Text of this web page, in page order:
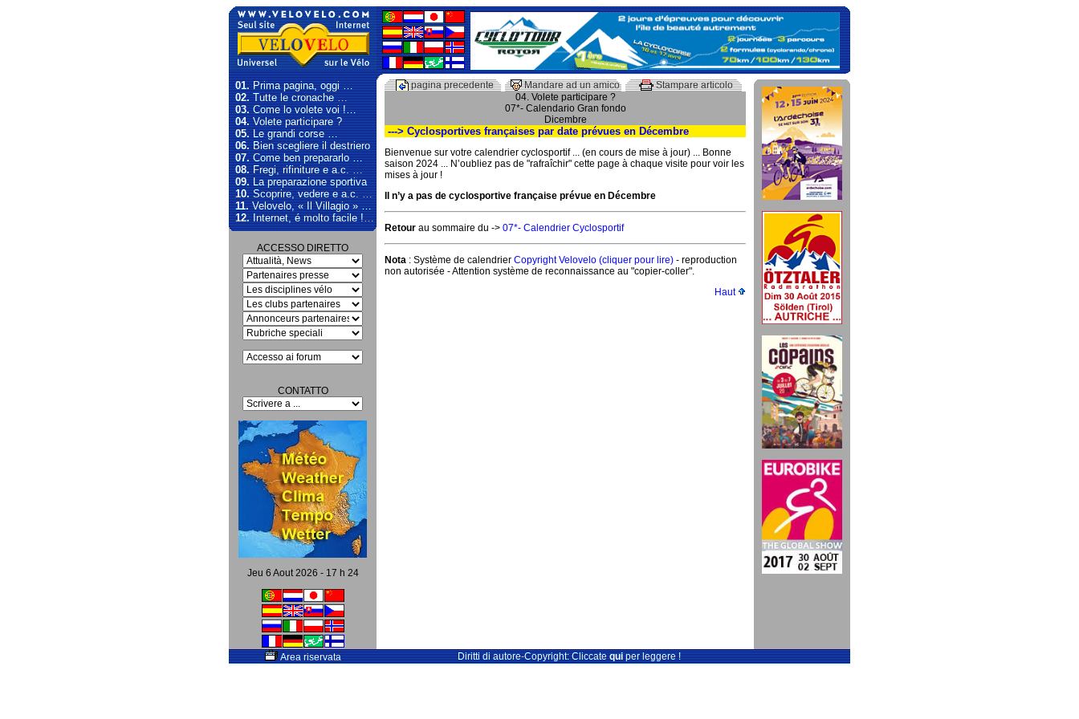
01.Prima pagina, oggi …
02.Tutte le cronache …
03.Come lo volete voi !…
04.Volete participare ?
05.Le grandi corse …
06.Bien scegliere il destriero
07.Come ben prepararlo …
08.Fregi, rifiniture e a.c. …
09.La preparazione sportiva
10.Scoprire, vedere e a.c. …
11.Velovelo, « Il Villagio » …
12.Internet, é molto facile !…
ACCESSO DIRETTO
CONTATTO
Jeu 6 Aout 2026 - 17 h 24
pagina precedente Mandare ad un amico
Stampare articolo
04. Volete participare ?
07*- Calendario Gran fondo
Dicembre
---> Cyclosportives françaises par date prévues en Décembre
Bienvenue sur votre calendrier cyclosportif ... (en cours de mise à jour) ... Bonne
saison 2024 ... N’oubliez pas de "rafraîchir" cette page à chaque visite pour voir les
mises à jour !
Il n’y a pas de cyclosportive française prévue en Décembre
Retour au sommaire du -> 07*- Calendrier Cyclosportif
Nota : Système de calendrier Copyright Velovelo (cliquer pour lire) - reproduction
non autorisée - Attention système de reconnaissance au "copier-coller".
Haut
Area riservata Diritti di autore-Copyright: Cliccatequiper leggere !